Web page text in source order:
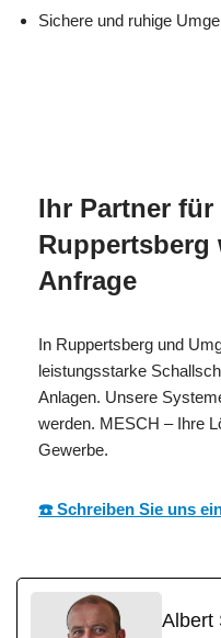
Sichere und ruhige
Ihr Partner
Ruppertsberg
Anfrage
In Ruppertsberg und
leistungsstarke
Anlagen. Unsere
werden. MESCH – Ihre
Gewerbe.
☎️ Schreiben Sie uns
Albert